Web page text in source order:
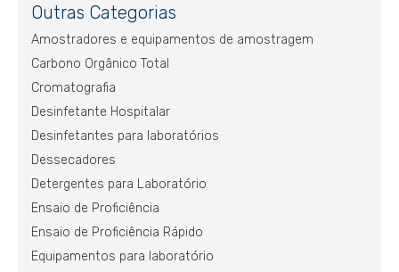
Outras Categorias
Amostradores e equipamentos de amostragem
Carbono Orgânico Total
Cromatografia
Desinfetante Hospitalar
Desinfetantes para laboratórios
Dessecadores
Detergentes para Laboratório
Ensaio de Proficiência
Ensaio de Proficiência Rápido
Equipamentos para laboratório